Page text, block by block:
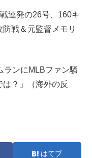
連発の26号、160キ
戦＆元監督メモリ
ランにMLBファン騒
？」（海外の反
はてブ